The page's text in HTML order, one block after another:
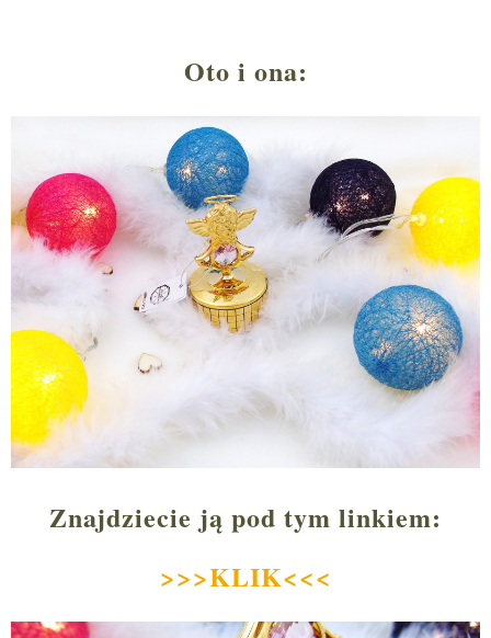
Oto i ona:
Znajdziecie ją pod tym linkiem:
>>>KLIK<<<